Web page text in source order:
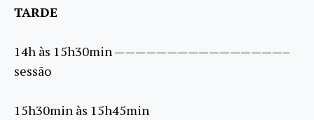
TARDE
14h às 15h30min ————————————————–
sessão
15h30min às 15h45min